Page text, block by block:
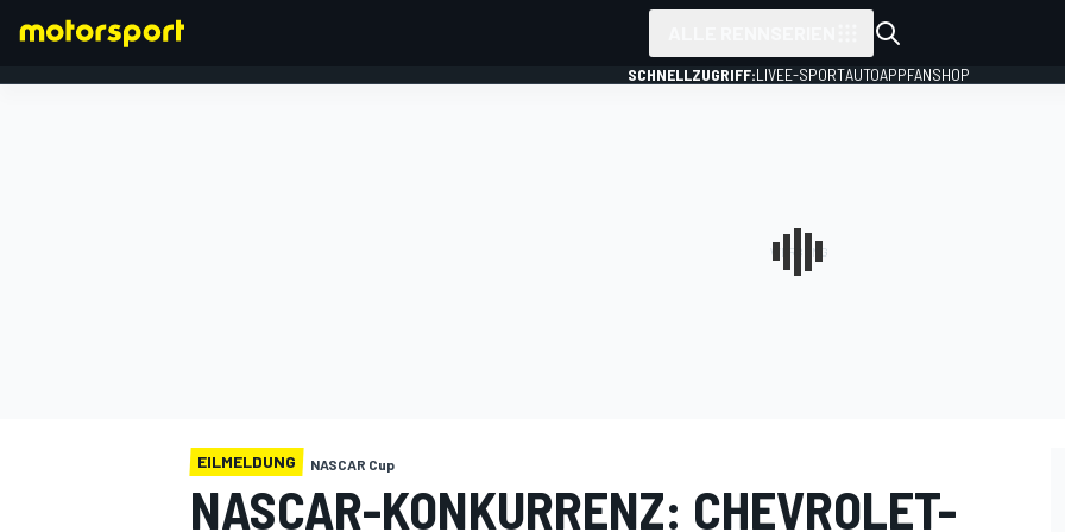
SCHNELLZUGRIFF:LIVEE-SPORTAUTOAPPFANSHOP
EILMELDUNG NASCAR Cup
NASCAR-KONKURRENZ: CHEVROLET-